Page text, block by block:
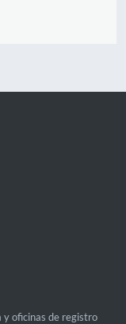
y oficinas de registro